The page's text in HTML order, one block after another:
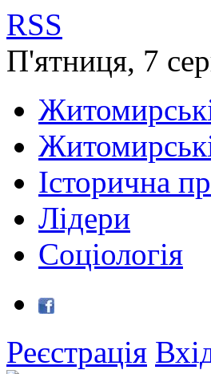
RSS
П'ятниця, 7
Історична
Лідери
Соціологія
Реєстрація